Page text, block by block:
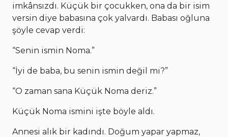
imkânsızdı. Küçük bir çocukken, ona da bir isim
versin diye babasına çok yalvardı. Babası oğluna
şöyle cevap verdi:
“Senin ismin Noma.”
“İyi de baba, bu senin ismin değil mi?”
“O zaman sana Küçük Noma deriz.”
Küçük Noma ismini işte böyle aldı.
Annesi alık bir kadındı. Doğum yapar yapmaz,